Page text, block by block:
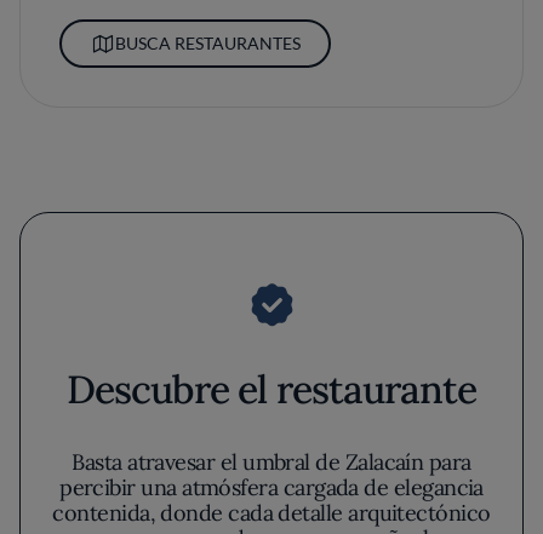
BUSCA RESTAURANTES
Descubre el restaurante
Basta atravesar el umbral de Zalacaín para
percibir una atmósfera cargada de elegancia
contenida, donde cada detalle arquitectónico